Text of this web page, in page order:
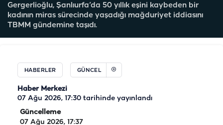
Gergerlioğlu, Şanlıurfa’da 50 yıllık eşini kaybeden bir
kadının miras sürecinde yaşadığı mağduriyet iddiasını
TBMM gündemine taşıdı.
HABERLER GÜNCEL
Haber Merkezi
07 Ağu 2026, 17:30 tarihinde yayınlandı
Güncelleme
07 Ağu 2026, 17:37